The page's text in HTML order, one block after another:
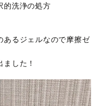
的洗浄の処方
あるジェルなので摩擦ゼ
した！